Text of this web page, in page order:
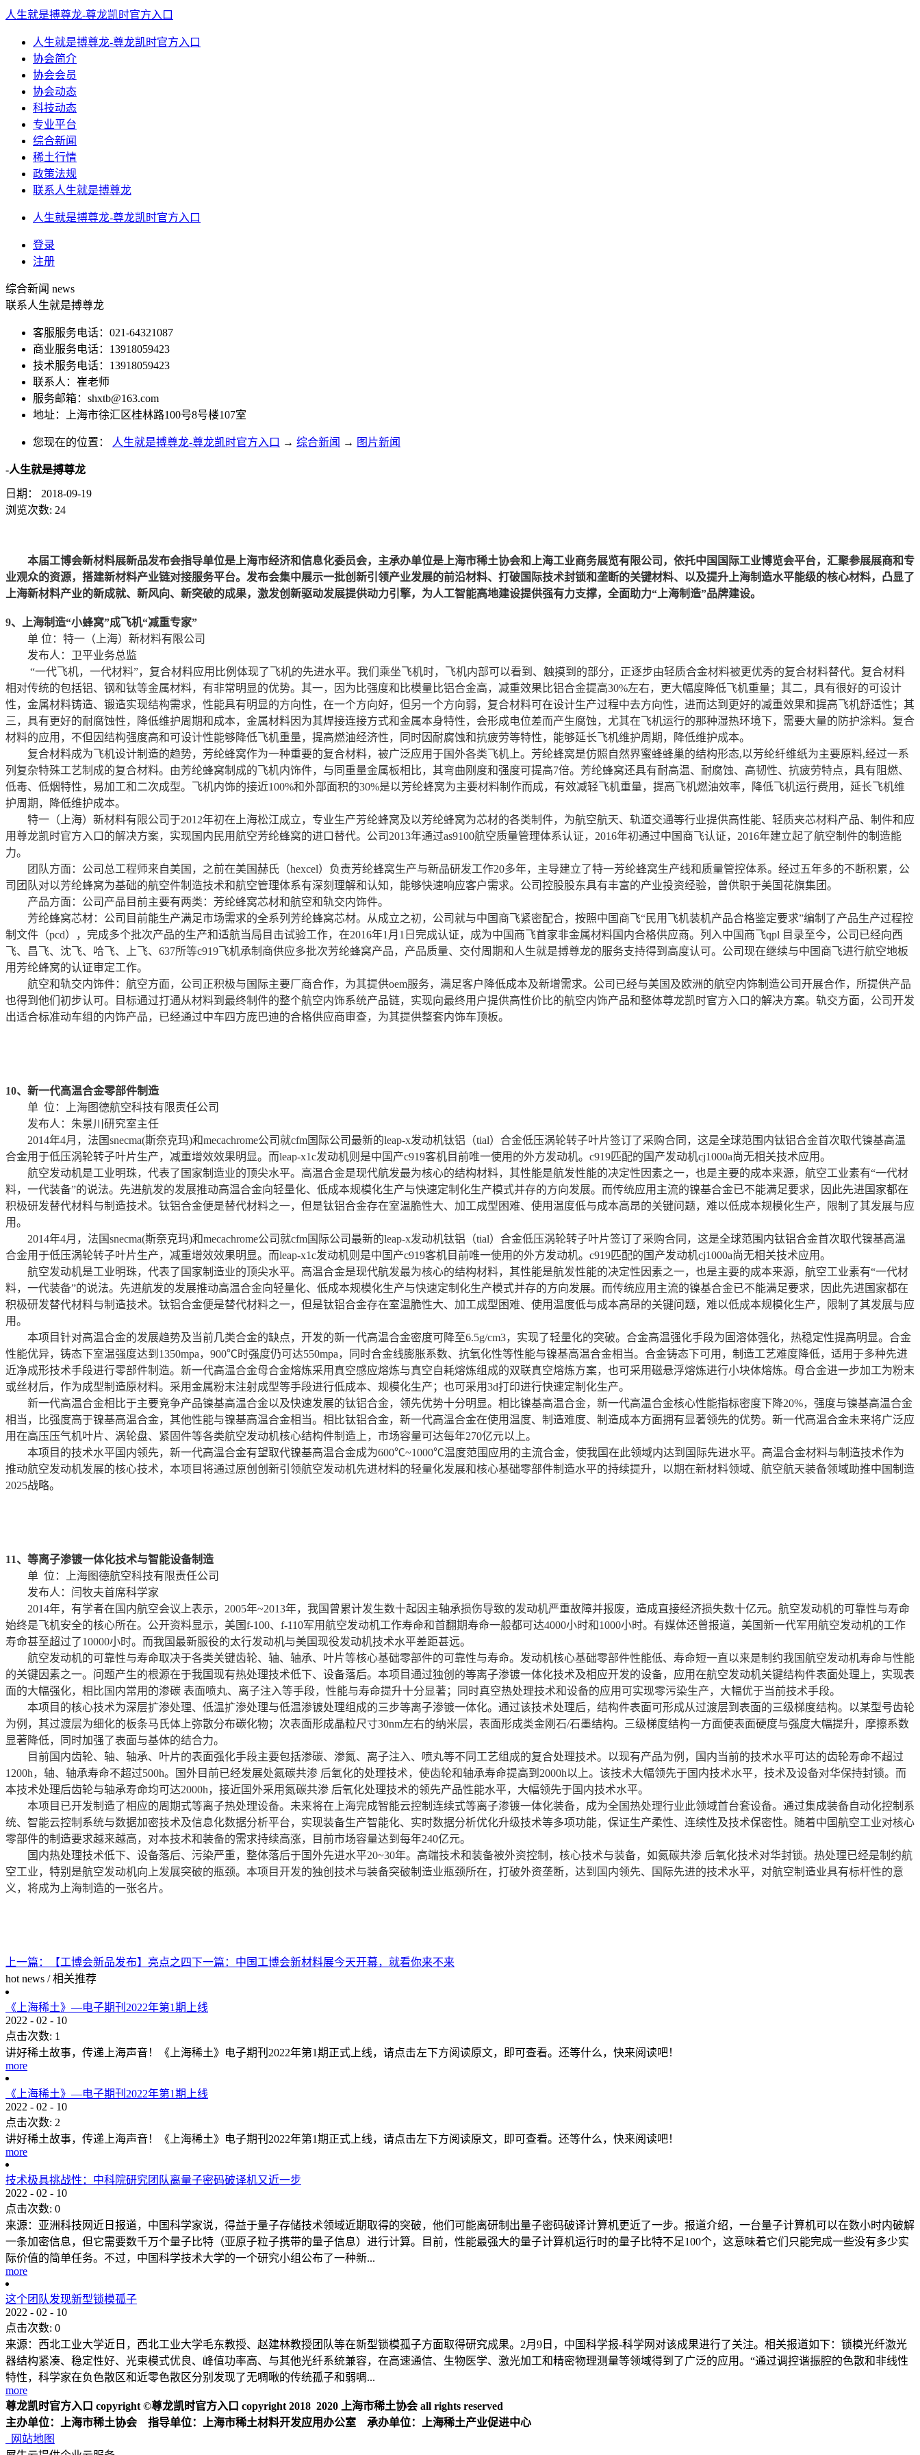
人生就是搏尊龙-尊龙凯时官方入口
人生就是搏尊龙-尊龙凯时官方入口
协会简介
协会会员
协会动态
科技动态
专业平台
综合新闻
稀土行情
政策法规
联系人生就是搏尊龙
人生就是搏尊龙-尊龙凯时官方入口
登录
注册
综合新闻 news
联系人生就是搏尊龙
客服服务电话：021-64321087
商业服务电话：13918059423
技术服务电话：13918059423
联系人：崔老师
服务邮箱： shxtb@163.com
地址：上海市徐汇区桂林路100号8号楼107室
您现在的位置： 人生就是搏尊龙-尊龙凯时官方入口 → 综合新闻 → 图片新闻
-人生就是搏尊龙
日期：
2018-09-19
浏览次数: 24
本届工博会新材料展新品发布会指导单位是上海市经济和信息化委员会，主承办单位是上海市稀土协会和上海工业商务展览有限公司，依托中国国际工业博览会平台，汇聚参展展商和专
业观众的资源，搭建新材料产业链对接服务平台。发布会集中展示一批创新引领产业发展的前沿材料、打破国际技术封锁和垄断的关键材料、以及提升上海制造水平能级的核心材料，凸显了
上海新材料产业的新成就、新风向、新突破的成果，激发创新驱动发展提供动力引擎，为人工智能高地建设提供强有力支撑，全面助力“上海制造”品牌建设。
9、上海制造“小蜂窝”成飞机“减重专家”
单 位：特一（上海）新材料有限公司
发布人：卫平业务总监
“一代飞机，一代材料”，复合材料应用比例体现了飞机的先进水平。我们乘坐飞机时，飞机内部可以看到、触摸到的部分，正逐步由轻质合金材料被更优秀的复合材料替代。复合材料
相对传统的包括铝、钢和钛等金属材料，有非常明显的优势。其一，因为比强度和比模量比铝合金高，减重效果比铝合金提高30%左右，更大幅度降低飞机重量；其二，具有很好的可设计
性，金属材料铸造、锻造实现结构需求，性能具有明显的方向性，在一个方向好，但另一个方向弱，复合材料可在设计生产过程中去方向性，进而达到更好的减重效果和提高飞机舒适性；其
三，具有更好的耐腐蚀性，降低维护周期和成本，金属材料因为其焊接连接方式和金属本身特性，会形成电位差而产生腐蚀，尤其在飞机运行的那种湿热环境下，需要大量的防护涂料。复合
材料的应用，不但因结构强度高和可设计性能够降低飞机重量，提高燃油经济性，同时因耐腐蚀和抗疲劳等特性，能够延长飞机维护周期，降低维护成本。
复合材料成为飞机设计制造的趋势，芳纶蜂窝作为一种重要的复合材料，被广泛应用于国外各类飞机上。芳纶蜂窝是仿照自然界蜜蜂蜂巢的结构形态,以芳纶纤维纸为主要原料,经过一系
列复杂特殊工艺制成的复合材料。由芳纶蜂窝制成的飞机内饰件，与同重量金属板相比，其弯曲刚度和强度可提高7倍。芳纶蜂窝还具有耐高温、耐腐蚀、高韧性、抗疲劳特点，具有阻燃、
低毒、低烟特性，易加工和二次成型。飞机内饰的接近100%和外部面积的30%是以芳纶蜂窝为主要材料制作而成，有效减轻飞机重量，提高飞机燃油效率，降低飞机运行费用，延长飞机维
护周期，降低维护成本。
特一（上海）新材料有限公司于2012年初在上海松江成立，专业生产芳纶蜂窝及以芳纶蜂窝为芯材的各类制件，为航空航天、轨道交通等行业提供高性能、轻质夹芯材料产品、制件和应
用尊龙凯时官方入口的解决方案，实现国内民用航空芳纶蜂窝的进口替代。公司2013年通过as9100航空质量管理体系认证，2016年初通过中国商飞认证，2016年建立起了航空制件的制造能
力。
团队方面：公司总工程师来自美国，之前在美国赫氏（hexcel）负责芳纶蜂窝生产与新品研发工作20多年，主导建立了特一芳纶蜂窝生产线和质量管控体系。经过五年多的不断积累，公
司团队对以芳纶蜂窝为基础的航空件制造技术和航空管理体系有深刻理解和认知，能够快速响应客户需求。公司控股股东具有丰富的产业投资经验，曾供职于美国花旗集团。
产品方面：公司产品目前主要有两类：芳纶蜂窝芯材和航空和轨交内饰件。
芳纶蜂窝芯材：公司目前能生产满足市场需求的全系列芳纶蜂窝芯材。从成立之初，公司就与中国商飞紧密配合，按照中国商飞“民用飞机装机产品合格鉴定要求”编制了产品生产过程控
制文件（pcd），完成多个批次产品的生产和适航当局目击试验工作，在2016年1月1日完成认证，成为中国商飞首家非金属材料国内合格供应商。列入中国商飞qpl 目录至今，公司已经向西
飞、昌飞、沈飞、哈飞、上飞、637所等c919飞机承制商供应多批次芳纶蜂窝产品，产品质量、交付周期和人生就是搏尊龙的服务支持得到高度认可。公司现在继续与中国商飞进行航空地板
用芳纶蜂窝的认证审定工作。
航空和轨交内饰件：航空方面，公司正积极与国际主要厂商合作，为其提供oem服务，满足客户降低成本及新增需求。公司已经与美国及欧洲的航空内饰制造公司开展合作，所提供产品
也得到他们初步认可。目标通过打通从材料到最终制件的整个航空内饰系统产品链，实现向最终用户提供高性价比的航空内饰产品和整体尊龙凯时官方入口的解决方案。轨交方面，公司开发
出适合标准动车组的内饰产品，已经通过中车四方庞巴迪的合格供应商审查，为其提供整套内饰车顶板。
10、新一代高温合金零部件制造
单 位：上海图德航空科技有限责任公司
发布人：朱景川研究室主任
2014年4月，法国snecma(斯奈克玛)和mecachrome公司就cfm国际公司最新的leap-x发动机钛铝（tial）合金低压涡轮转子叶片签订了采购合同，这是全球范围内钛铝合金首次取代镍基高温
合金用于低压涡轮转子叶片生产，减重增效效果明显。而leap-x1c发动机则是中国产c919客机目前唯一使用的外方发动机。c919匹配的国产发动机cj1000a尚无相关技术应用。
航空发动机是工业明珠，代表了国家制造业的顶尖水平。高温合金是现代航发最为核心的结构材料，其性能是航发性能的决定性因素之一，也是主要的成本来源，航空工业素有“一代材
料，一代装备”的说法。先进航发的发展推动高温合金向轻量化、低成本规模化生产与快速定制化生产模式并存的方向发展。而传统应用主流的镍基合金已不能满足要求，因此先进国家都在
积极研发替代材料与制造技术。钛铝合金便是替代材料之一，但是钛铝合金存在室温脆性大、加工成型困难、使用温度低与成本高昂的关键问题，难以低成本规模化生产，限制了其发展与应
用。
2014年4月，法国snecma(斯奈克玛)和mecachrome公司就cfm国际公司最新的leap-x发动机钛铝（tial）合金低压涡轮转子叶片签订了采购合同，这是全球范围内钛铝合金首次取代镍基高温
合金用于低压涡轮转子叶片生产，减重增效效果明显。而leap-x1c发动机则是中国产c919客机目前唯一使用的外方发动机。c919匹配的国产发动机cj1000a尚无相关技术应用。
航空发动机是工业明珠，代表了国家制造业的顶尖水平。高温合金是现代航发最为核心的结构材料，其性能是航发性能的决定性因素之一，也是主要的成本来源，航空工业素有“一代材
料，一代装备”的说法。先进航发的发展推动高温合金向轻量化、低成本规模化生产与快速定制化生产模式并存的方向发展。而传统应用主流的镍基合金已不能满足要求，因此先进国家都在
积极研发替代材料与制造技术。钛铝合金便是替代材料之一，但是钛铝合金存在室温脆性大、加工成型困难、使用温度低与成本高昂的关键问题，难以低成本规模化生产，限制了其发展与应
用。
本项目针对高温合金的发展趋势及当前几类合金的缺点，开发的新一代高温合金密度可降至6.5g/cm3，实现了轻量化的突破。合金高温强化手段为固溶体强化，热稳定性提高明显。合金
性能优异，铸态下室温强度达到1350mpa，900℃时强度仍可达550mpa，同时合金线膨胀系数、抗氧化性等性能与镍基高温合金相当。合金铸态下可用，制造工艺难度降低，适用于多种先进
近净成形技术手段进行零部件制造。新一代高温合金母合金熔炼采用真空感应熔炼与真空自耗熔炼组成的双联真空熔炼方案，也可采用磁悬浮熔炼进行小块体熔炼。母合金进一步加工为粉末
或丝材后，作为成型制造原材料。采用金属粉末注射成型等手段进行低成本、规模化生产；也可采用3d打印进行快速定制化生产。
新一代高温合金相比于主要竞争产品镍基高温合金以及快速发展的钛铝合金，领先优势十分明显。相比镍基高温合金，新一代高温合金核心性能指标密度下降20%，强度与镍基高温合金
相当，比强度高于镍基高温合金，其他性能与镍基高温合金相当。相比钛铝合金，新一代高温合金在使用温度、制造难度、制造成本方面拥有显著领先的优势。新一代高温合金未来将广泛应
用在高压压气机叶片、涡轮盘、紧固件等各类航空发动机核心结构件制造上，市场容量可达每年270亿元以上。
本项目的技术水平国内领先，新一代高温合金有望取代镍基高温合金成为600℃~1000℃温度范围应用的主流合金，使我国在此领域内达到国际先进水平。高温合金材料与制造技术作为
推动航空发动机发展的核心技术，本项目将通过原创创新引领航空发动机先进材料的轻量化发展和核心基础零部件制造水平的持续提升，以期在新材料领域、航空航天装备领域助推中国制造
2025战略。
11、等离子渗镀一体化技术与智能设备制造
单 位：上海图德航空科技有限责任公司
发布人：闫牧夫首席科学家
2014年，有学者在国内航空会议上表示，2005年~2013年，我国曾累计发生数十起因主轴承损伤导致的发动机严重故障并报废，造成直接经济损失数十亿元。航空发动机的可靠性与寿命
始终是飞机安全的核心所在。公开资料显示，美国f-100、f-110军用航空发动机工作寿命和首翻期寿命一般都可达4000小时和1000小时。有媒体还曾报道，美国新一代军用航空发动机的工作
寿命甚至超过了10000小时。而我国最新服役的太行发动机与美国现役发动机技术水平差距甚远。
航空发动机的可靠性与寿命取决于各类关键齿轮、轴、轴承、叶片等核心基础零部件的可靠性与寿命。发动机核心基础零部件性能低、寿命短一直以来是制约我国航空发动机寿命与性能
的关键因素之一。问题产生的根源在于我国现有热处理技术低下、设备落后。本项目通过独创的等离子渗镀一体化技术及相应开发的设备，应用在航空发动机关键结构件表面处理上，实现表
面的大幅强化，相比国内常用的渗碳 表面喷丸、离子注入等手段，性能与寿命提升十分显著；同时真空热处理技术和设备的应用可实现零污染生产，大幅优于当前技术手段。
本项目的核心技术为深层扩渗处理、低温扩渗处理与低温渗镀处理组成的三步等离子渗镀一体化。通过该技术处理后，结构件表面可形成从过渡层到表面的三级梯度结构。以某型号齿轮
为例，其过渡层为细化的板条马氏体上弥散分布碳化物；次表面形成晶粒尺寸30nm左右的纳米层，表面形成类金刚石/石墨结构。三级梯度结构一方面使表面硬度与强度大幅提升，摩擦系数
显著降低，同时加强了表面与基体的结合力。
目前国内齿轮、轴、轴承、叶片的表面强化手段主要包括渗碳、渗氮、离子注入、喷丸等不同工艺组成的复合处理技术。以现有产品为例，国内当前的技术水平可达的齿轮寿命不超过
1200h，轴、轴承寿命不超过500h。国外目前已经发展处氮碳共渗 后氧化的处理技术，使齿轮和轴承寿命提高到2000h以上。该技术大幅领先于国内技术水平，技术及设备对华保持封锁。而
本技术处理后齿轮与轴承寿命均可达2000h，接近国外采用氮碳共渗 后氧化处理技术的领先产品性能水平，大幅领先于国内技术水平。
本项目已开发制造了相应的周期式等离子热处理设备。未来将在上海完成智能云控制连续式等离子渗镀一体化装备，成为全国热处理行业此领域首台套设备。通过集成装备自动化控制系
统、智能云控制系统与数据加密技术及信息化数据分析平台，实现装备生产智能化、实时数据分析优化升级技术等多项功能，保证生产柔性、连续性及技术保密性。随着中国航空工业对核心
零部件的制造要求越来越高，对本技术和装备的需求持续高涨，目前市场容量达到每年240亿元。
国内热处理技术低下、设备落后、污染严重，整体落后于国外先进水平20~30年。高端技术和装备被外资控制，核心技术与装备，如氮碳共渗 后氧化技术对华封锁。热处理已经是制约航
空工业，特别是航空发动机向上发展突破的瓶颈。本项目开发的独创技术与装备突破制造业瓶颈所在，打破外资垄断，达到国内领先、国际先进的技术水平，对航空制造业具有标杆性的意
义，将成为上海制造的一张名片。
上一篇： 【工博会新品发布】亮点之四下一篇： 中国工博会新材料展今天开幕，就看你来不来
hot news / 相关推荐
《上海稀土》—电子期刊2022年第1期上线
2022 - 02 - 10
点击次数: 1
讲好稀土故事，传递上海声音！《上海稀土》电子期刊2022年第1期正式上线，请点击左下方阅读原文，即可查看。还等什么，快来阅读吧！
more
《上海稀土》—电子期刊2022年第1期上线
2022 - 02 - 10
点击次数: 2
讲好稀土故事，传递上海声音！《上海稀土》电子期刊2022年第1期正式上线，请点击左下方阅读原文，即可查看。还等什么，快来阅读吧！
more
技术极具挑战性：中科院研究团队离量子密码破译机又近一步
2022 - 02 - 10
点击次数: 0
来源：亚洲科技网近日报道，中国科学家说，得益于量子存储技术领域近期取得的突破，他们可能离研制出量子密码破译计算机更近了一步。报道介绍，一台量子计算机可以在数小时内破解
一条加密信息，但它需要数千万个量子比特（亚原子粒子携带的量子信息）进行计算。目前，性能最强大的量子计算机运行时的量子比特不足100个，这意味着它们只能完成一些没有多少实
际价值的简单任务。不过，中国科学技术大学的一个研究小组公布了一种新...
more
这个团队发现新型锁模孤子
2022 - 02 - 10
点击次数: 0
来源：西北工业大学近日，西北工业大学毛东教授、赵建林教授团队等在新型锁模孤子方面取得研究成果。2月9日，中国科学报-科学网对该成果进行了关注。相关报道如下：锁模光纤激光
器结构紧凑、稳定性好、光束模式优良、峰值功率高、与其他光纤系统兼容，在高速通信、生物医学、激光加工和精密物理测量等领域得到了广泛的应用。“通过调控谐振腔的色散和非线性
特性，科学家在负色散区和近零色散区分别发现了无啁啾的传统孤子和弱啁...
more
尊龙凯时官方入口 copyright ©尊龙凯时官方入口 copyright 2018 2020 上海市稀土协会 all rights reserved
主办单位：上海市稀土协会 指导单位：上海市稀土材料开发应用办公室 承办单位：上海稀土产业促进中心
网站地图